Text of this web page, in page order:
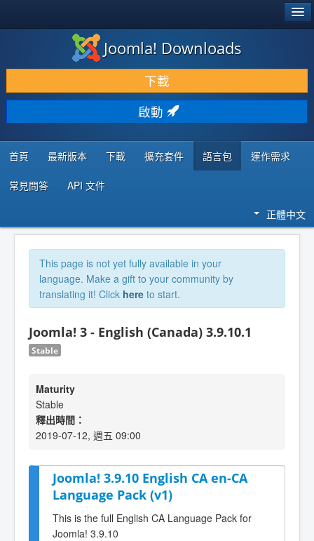
下載 & 擴充
發現 & 學習
社群 & 支援
程式者資源
Joomla! Downloads
下載
啟動
首頁 最新版本 下載 擴充套件 語言包 運作需求
常見問答 API 文件
正體中文
This page is not yet fully available in your
language. Make a gift to your community by
translating it! Click here to start.
Joomla! 3 - English (Canada) 3.9.10.1
Stable
Maturity
Stable
釋出時間：
2019-07-12, 週五 09:00
Joomla! 3.9.10 English CA en-CA
Language Pack (v1)
This is the full English CA Language Pack for
Joomla! 3.9.10